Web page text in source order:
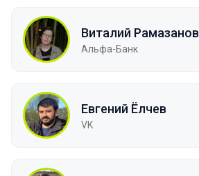
Виталий Рамазанов
Альфа-Банк
Евгений Ёлчев
VK